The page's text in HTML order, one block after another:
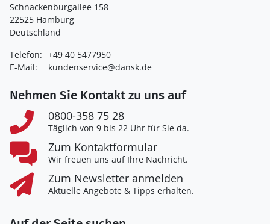
Schnackenburgallee 158
22525 Hamburg
Deutschland
Telefon: +49 40 5477950
E-Mail:
kundenservice@dansk.de
Nehmen Sie Kontakt zu uns auf
0800-358 75 28
Täglich von 9 bis 22 Uhr für Sie da.
Zum Kontaktformular
Wir freuen uns auf Ihre Nachricht.
Zum Newsletter anmelden
Aktuelle Angebote & Tipps erhalten.